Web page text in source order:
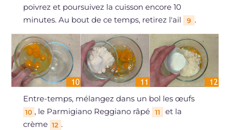
poivrez et poursuivez la cuisson encore 10
minutes. Au bout de ce temps, retirez l'ail
9 .
Entre-temps, mélangez dans un bol les œufs
10 , le Parmigiano Reggiano râpé 11
et la
crème 12 .